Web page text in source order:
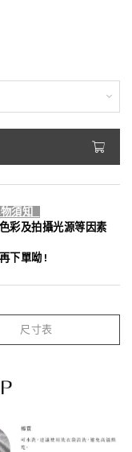
須知
彩及拍攝光源等因素
下單呦!
尺寸表